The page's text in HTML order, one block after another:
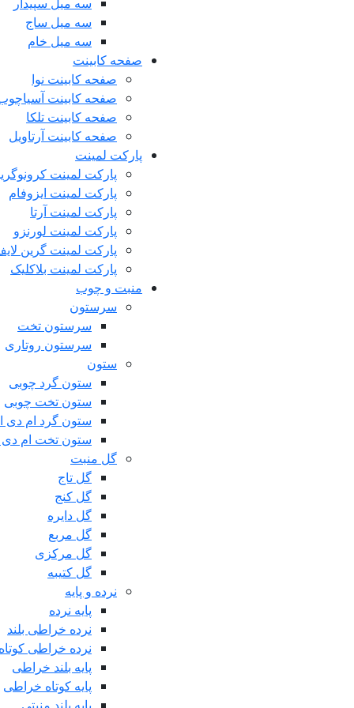
سه میل ساج
سه میل خام
صفحه کابینت
صفحه کابینت نوا
صفحه کابینت آسیاچوب
صفحه کابینت تلکا
صفحه کابینت آرتاویل
پارکت لمینت
پارکت لمینت
پارکت لمینت ایزوفام
پارکت لمینت آرتا
پارکت لمینت لورنزو
پارکت لمینت گرین
پارکت لمینت بلاکلیک
منبت و چوب
سرستون
سرستون تخت
سرستون روتاری
ستون
ستون گرد چوبی
ستون تخت چوبی
ستون گرد ام دی
ستون تخت ام
گل منبت
گل تاج
گل کنج
گل دایره
گل مربع
گل مرکزی
گل کتیبه
نرده و پایه
پایه نرده
نرده خراطی بلند
نرده خراطی کوتاه
پایه بلند خراطی
پایه کوتاه خراطی